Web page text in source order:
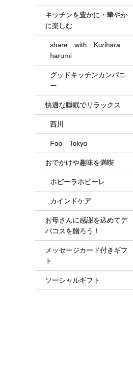
キッチンを豊かに・華やか
に楽しむ
share with Kurihara
harumi
グッドキッチンカンパニ
ー
快適な睡眠でリラックス
西川
Foo Tokyo
おでかけや趣味を満喫
ホビーラホビーレ
カインドケア
お母さんに感謝を込めてデ
パコスを贈ろう！
メッセージカード付きギフ
ト
ソーシャルギフト